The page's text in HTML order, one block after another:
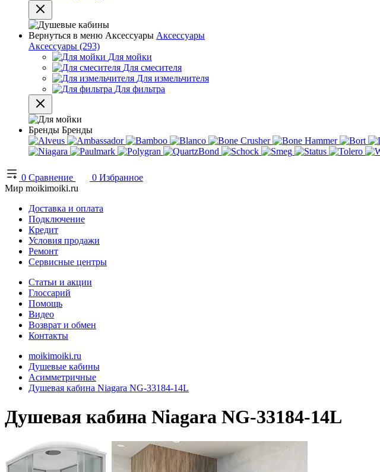
Вернуться в меню Аксессуары Аксессуары
Аксессуары (293)
Для мойки
Для смесителя
Для измельчителя
Для фильтра
Бренды Бренды
0 Сравнение 0 Избранное
Мир moikimoiki.ru
Доставка и оплата
Подключение
Кредит
Условия продажи
Ремонт
Сервисные центры
Статьи и акции
Глоссарий
Помощь
Видео
Возврат и обмен
Контакты
moikimoiki.ru
Душевые кабины
Асимметричные
Душевая кабина Niagara NG-33184-14L
Душевая кабина Niagara NG-33184-14L